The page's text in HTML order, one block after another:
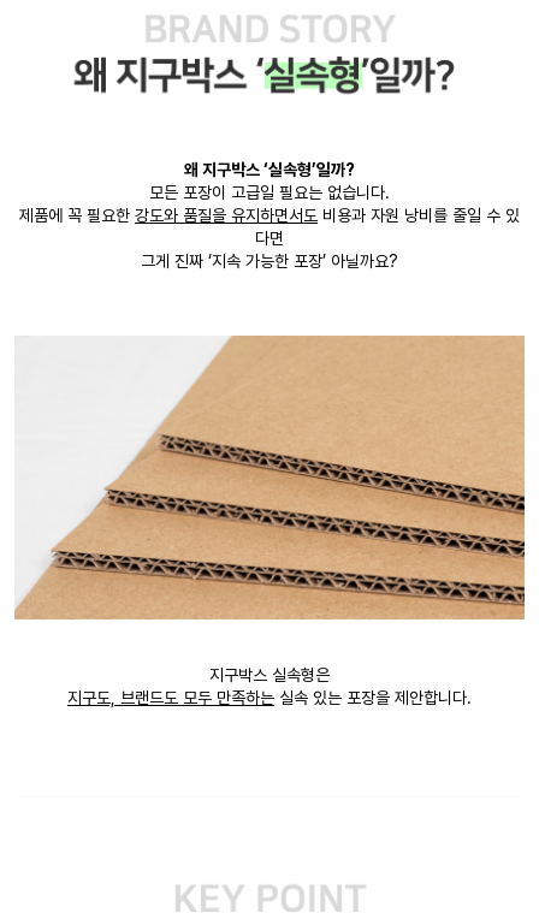
왜 지구박스 ‘실속형’일까?
모든 포장이 고급일 필요는 없습니다.
제품에 꼭 필요한 강도와 품질을 유지하면서도 비용과 자원 낭비를 줄일 수 있
다면
그게 진짜 ‘지속 가능한 포장’ 아닐까요?
지구박스 실속형은
지구도, 브랜드도 모두 만족하는 실속 있는 포장을 제안합니다.